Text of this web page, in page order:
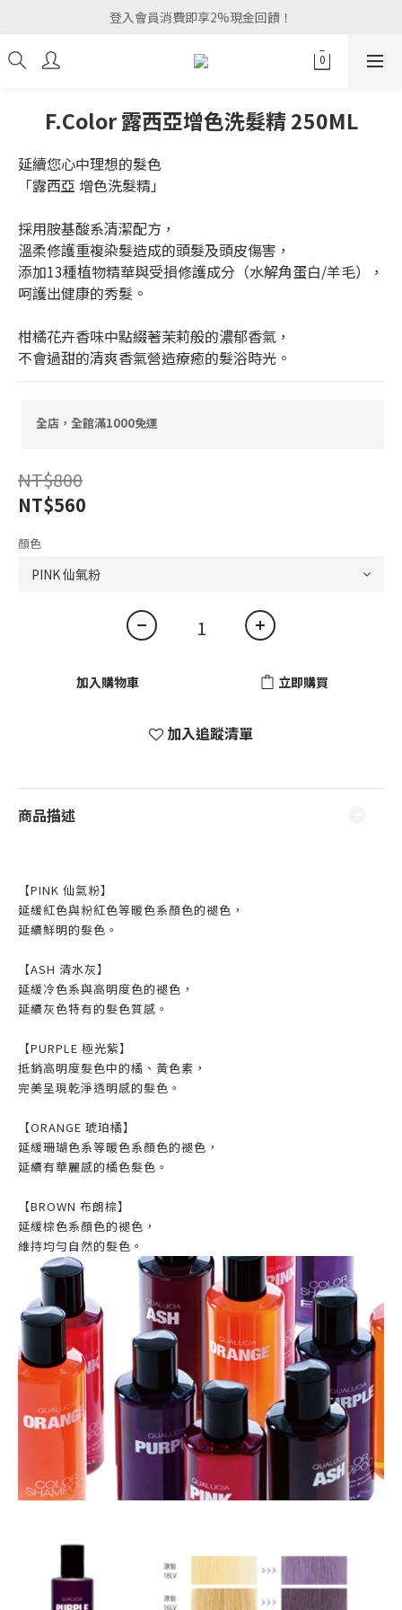
登入會員消費即享2%現金回饋！
F.Color 露西亞增色洗髮精 250ML
延續您心中理想的髮色
「露西亞 增色洗髮精」
採用胺基酸系清潔配方，
溫柔修護重複染髮造成的頭髮及頭皮傷害，
添加13種植物精華與受損修護成分（水解角蛋白/羊毛），
呵護出健康的秀髮。
柑橘花卉香味中點綴著茉莉般的濃郁香氣，
不會過甜的清爽香氣營造療癒的髮浴時光。
全店，全館滿1000免運
NT$800
NT$560
顏色
加入購物車 立即購買
加入追蹤清單
商品描述
【PINK 仙氣粉】
延緩紅色與粉紅色等暖色系顏色的褪色，
延續鮮明的髮色。
【ASH 清水灰】
延緩冷色系與高明度色的褪色，
延續灰色特有的髮色質感。
【PURPLE 極光紫】
抵銷高明度髮色中的橘、黃色素，
完美呈現乾淨透明感的髮色。
【ORANGE 琥珀橘】
延緩珊瑚色系等暖色系顏色的褪色，
延續有華麗感的橘色髮色。
【BROWN 布朗棕】
延緩棕色系顏色的褪色，
維持均勻自然的髮色。